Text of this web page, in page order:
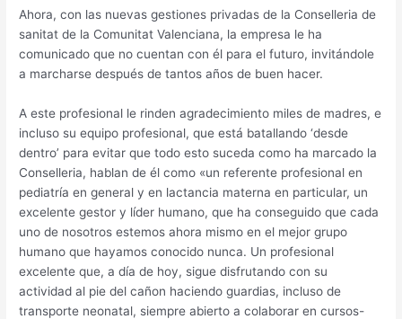
Ahora, con las nuevas gestiones privadas de la Conselleria de
sanitat de la Comunitat Valenciana, la empresa le ha
comunicado que no cuentan con él para el futuro, invitándole
a marcharse después de tantos años de buen hacer.
A este profesional le rinden agradecimiento miles de madres, e
incluso su equipo profesional, que está batallando ‘desde
dentro’ para evitar que todo esto suceda como ha marcado la
Conselleria, hablan de él como «un referente profesional en
pediatría en general y en lactancia materna en particular, un
excelente gestor y líder humano, que ha conseguido que cada
uno de nosotros estemos ahora mismo en el mejor grupo
humano que hayamos conocido nunca. Un profesional
excelente que, a día de hoy, sigue disfrutando con su
actividad al pie del cañon haciendo guardias, incluso de
transporte neonatal, siempre abierto a colaborar en cursos-